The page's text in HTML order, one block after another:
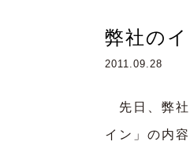
弊社の
2011.09.28
先日、弊社
イン」の内